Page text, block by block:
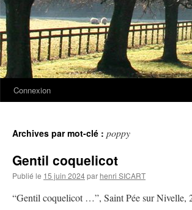
Connexion
Archives par mot-clé : poppy
Gentil coquelicot
Publié le 15 juin 2024par henri SICART
“Gentil coquelicot …”, Saint Pée sur Nivelle,